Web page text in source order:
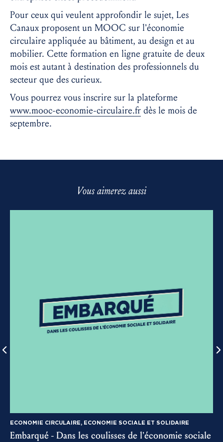
Pour ceux qui veulent approfondir le sujet, Les
Canaux proposent un MOOC sur l’économie
circulaire appliquée au bâtiment, au design et au
mobilier. Cette formation en ligne gratuite de deux
mois est autant à destination des professionnels du
secteur que des curieux.
Vous pourrez vous inscrire sur la plateforme
www.mooc-economie-circulaire.fr dès le mois de
septembre.
Vous aimerez aussi
ECONOMIE CIRCULAIRE, ECONOMIE SOCIALE ET SOLIDAIRE
Embarqué - Dans les coulisses de l’économie sociale